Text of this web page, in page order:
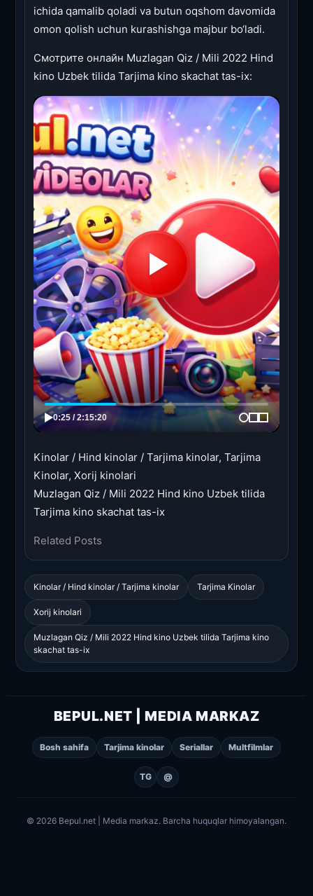
ichida qamalib qoladi va butun oqshom davomida
omon qolish uchun kurashishga majbur bo‘ladi.
Смотрите онлайн Muzlagan Qiz / Mili 2022 Hind
kino Uzbek tilida Tarjima kino skachat tas-ix:
Kinolar / Hind kinolar / Tarjima kinolar, Tarjima
Kinolar, Xorij kinolari
Muzlagan Qiz / Mili 2022 Hind kino Uzbek tilida
Tarjima kino skachat tas-ix
Related Posts
Kinolar / Hind kinolar / Tarjima kinolar Tarjima Kinolar
Xorij kinolari
Muzlagan Qiz / Mili 2022 Hind kino Uzbek tilida Tarjima kino
skachat tas-ix
BEPUL.NET | MEDIA MARKAZ
Bosh sahifa Tarjima kinolar Seriallar Multfilmlar
TG @
© 2026 Bepul.net | Media markaz. Barcha huquqlar himoyalangan.